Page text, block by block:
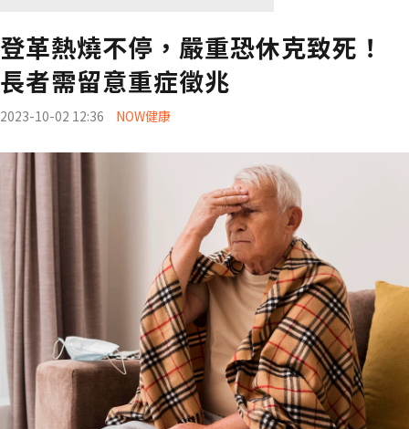
登革熱燒不停，嚴重恐休克致死！
長者需留意重症徵兆
2023-10-02 12:36 NOW健康